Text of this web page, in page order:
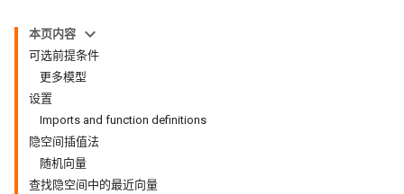
本页内容
可选前提条件
更多模型
设置
Imports and function definitions
隐空间插值法
随机向量
查找隐空间中的最近向量